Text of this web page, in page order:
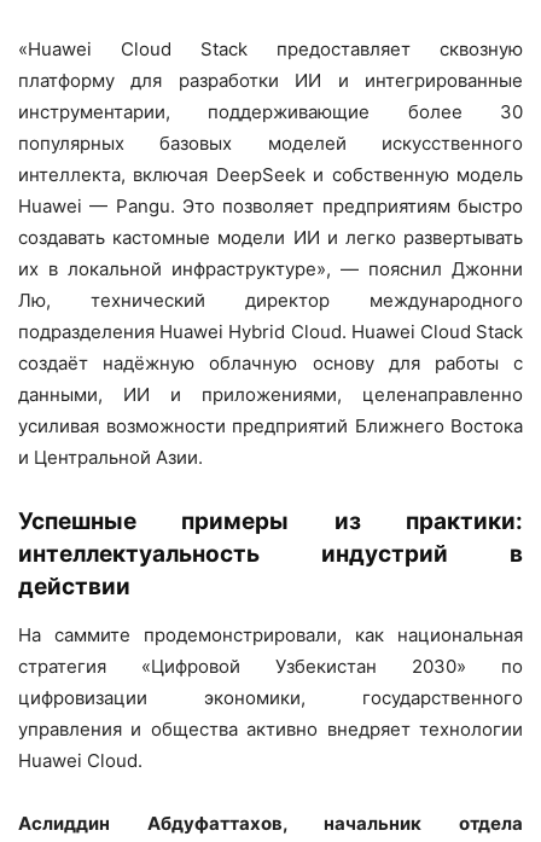
«Huawei Cloud Stack предоставляет сквозную
платформу для разработки ИИ и интегрированные
инструментарии, поддерживающие более 30
популярных базовых моделей искусственного
интеллекта, включая DeepSeek и собственную модель
Huawei — Pangu. Это позволяет предприятиям быстро
создавать кастомные модели ИИ и легко развертывать
их в локальной инфраструктуре», — пояснил Джонни
Лю, технический директор международного
подразделения Huawei Hybrid Cloud. Huawei Cloud Stack
создаёт надёжную облачную основу для работы с
данными, ИИ и приложениями, целенаправленно
усиливая возможности предприятий Ближнего Востока
и Центральной Азии.
Успешные примеры из практики:
интеллектуальность индустрий в
действии
На саммите продемонстрировали, как национальная
стратегия «Цифровой Узбекистан 2030» по
цифровизации экономики, государственного
управления и общества активно внедряет технологии
Huawei Cloud.
Аслиддин Абдуфаттахов, начальник отдела